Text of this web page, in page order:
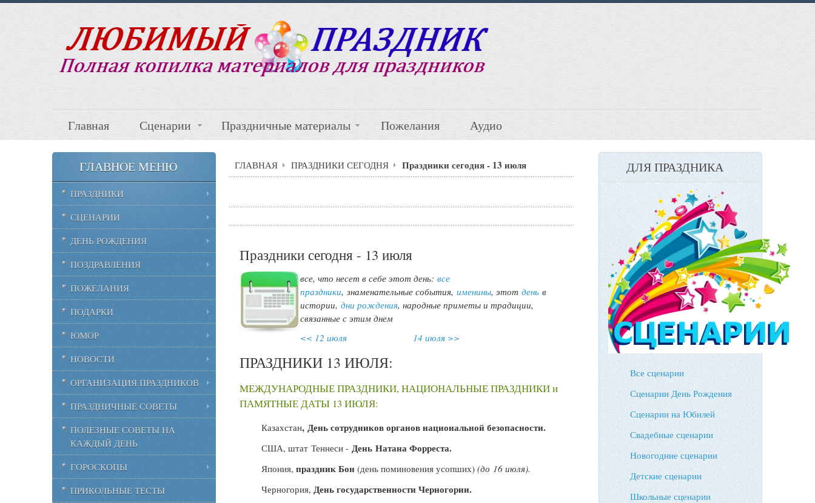
Главная Сценарии Праздничные материалы Пожелания Аудио
ГЛАВНАЯ ПРАЗДНИКИ СЕГОДНЯ Праздники сегодня - 13 июля
Праздники сегодня - 13 июля
все, что несет в себе этот день:все
праздники,знаменательные события,именины, этотдень в
истории,дни рождения, народные приметы и традиции,
связанные с этим днем
<< 12 июля
14 июля >>
ПРАЗДНИКИ 13 ИЮЛЯ:
МЕЖДУНАРОДНЫЕ ПРАЗДНИКИ, НАЦИОНАЛЬНЫЕ ПРАЗДНИКИ и
ПАМЯТНЫЕ ДАТЫ 13 ИЮЛЯ:
Казахстан, День сотрудников органов национальной безопасности.
США, штат Теннеси -День Натана Форреста.
Япония,праздник Бон (день поминовения усопших)(до 16 июля).
Черногория,День государственности Черногории.
ГЛАВНОЕ МЕНЮ
ПРАЗДНИКИ
СЦЕНАРИИ
ДЕНЬ РОЖДЕНИЯ
ПОЗДРАВЛЕНИЯ
ПОЖЕЛАНИЯ
ПОДАРКИ
ЮМОР
НОВОСТИ
ОРГАНИЗАЦИЯ ПРАЗДНИКОВ
ПРАЗДНИЧНЫЕ СОВЕТЫ
ПОЛЕЗНЫЕ СОВЕТЫ НА
КАЖДЫЙ ДЕНЬ
ГОРОСКОПЫ
ПРИКОЛЬНЫЕ ТЕСТЫ
ДЛЯ ПРАЗДНИКА
Все сценарии
Сценарии День Рождения
Сценарии на Юбилей
Свадебные сценарии
Новогодние сценарии
Детские сценарии
Школьные сценарии